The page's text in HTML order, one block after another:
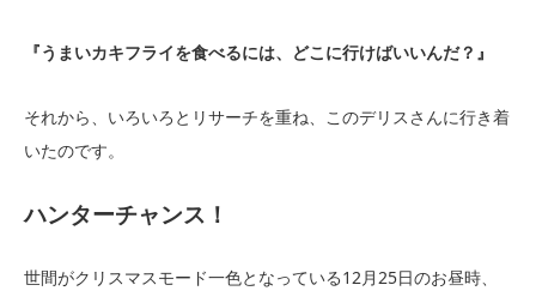
『うまいカキフライを食べるには、どこに行けばいいんだ？』
それから、いろいろとリサーチを重ね、このデリスさんに行き着
いたのです。
ハンターチャンス！
世間がクリスマスモード一色となっている12月25日のお昼時、